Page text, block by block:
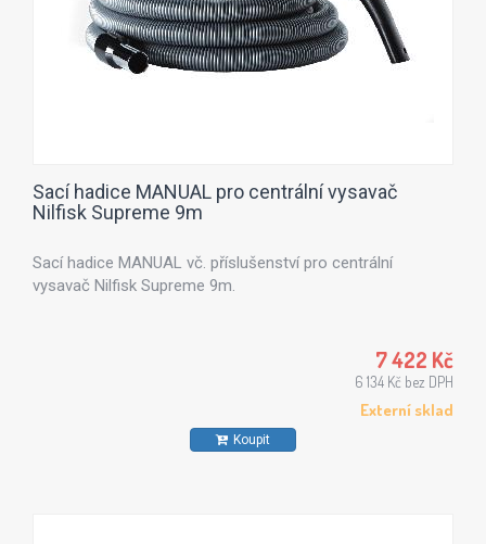
Sací hadice MANUAL pro centrální vysavač
Nilfisk Supreme 9m
Sací hadice MANUAL vč. příslušenství pro centrální
vysavač Nilfisk Supreme 9m.
7 422 Kč
6 134 Kč bez DPH
Externí sklad
Koupit